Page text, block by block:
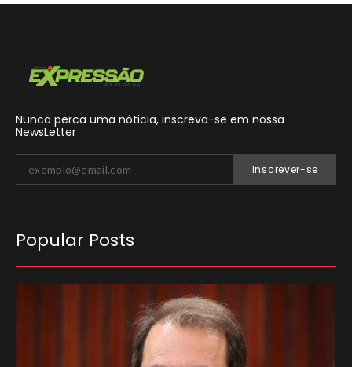
Nunca perca uma nóticia, inscreva-se em nossa
NewsLetter
Inscrever-se
Popular Posts